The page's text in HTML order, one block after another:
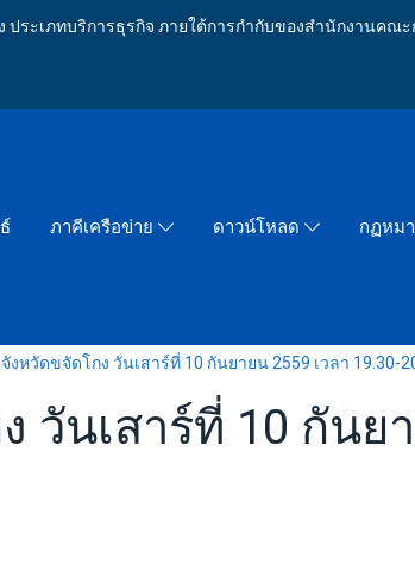
ระเภทบริการธุรกิจ ภายใต้การกำกับของสำนักงานค
ภาคีเครือข่าย ดาวน์โหลด กฏหม
งหวัดขจัดโกง วันเสาร์ที่ 10 กันยายน 2559 เวลา 19.30-
วันเสาร์ที่ 10 กันย